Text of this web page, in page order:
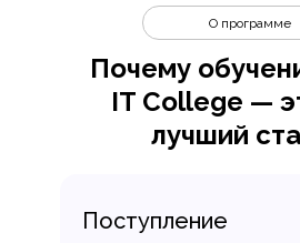
Почему
IT College —
лучший
О программе
Поступление